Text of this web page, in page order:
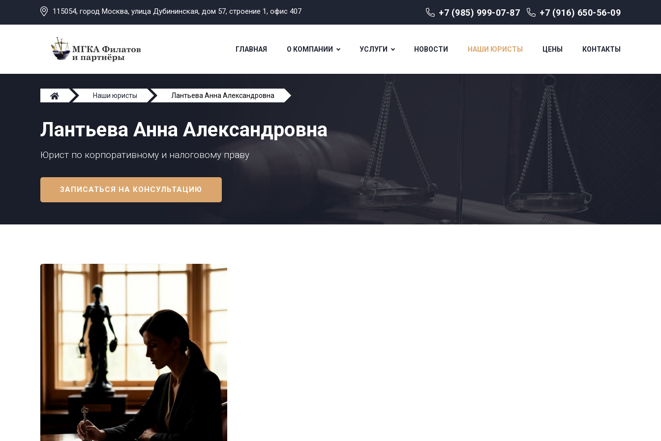
115054, город Москва, улица Дубининская, дом 57, строение 1, офис 407 +7 (985) 999-07-87 +7 (916) 650-56-09
ГЛАВНАЯ О КОМПАНИИ УСЛУГИ НОВОСТИ НАШИ ЮРИСТЫ ЦЕНЫ КОНТАКТЫ
Наши юристы Лантьева Анна Александровна
Лантьева Анна Александровна
Юрист по корпоративному и налоговому праву
ЗАПИСАТЬСЯ НА КОНСУЛЬТАЦИЮ